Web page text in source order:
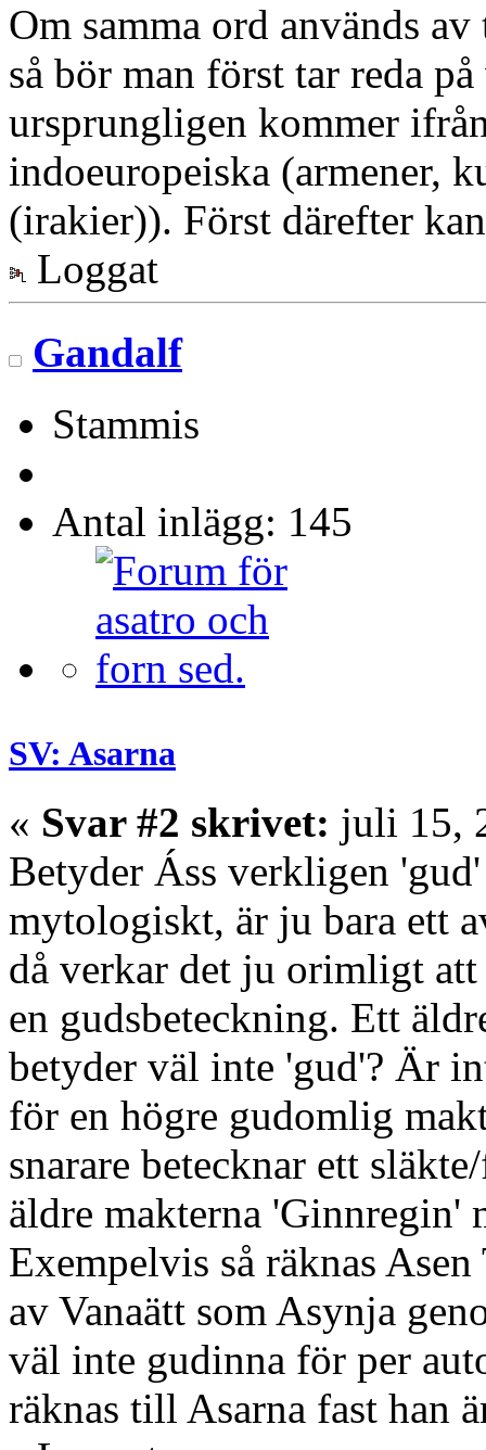
Om samma ord används
så bör man först tar reda
ursprungligen kommer
indoeuropeiska (armener,
(irakier)). Först därefter
Loggat
Gandalf
Stammis
Antal inlägg: 145
SV: Asarna
« Svar #2 skrivet: juli 15,
Betyder Áss verkligen
mytologiskt, är ju bara ett
då verkar det ju orimligt att
en gudsbeteckning. Ett
betyder väl inte 'gud'? Är
för en högre gudomlig
snarare betecknar ett
äldre makterna 'Ginnregin'
Exempelvis så räknas
av Vanaätt som Asynja
väl inte gudinna för per
räknas till Asarna fast han